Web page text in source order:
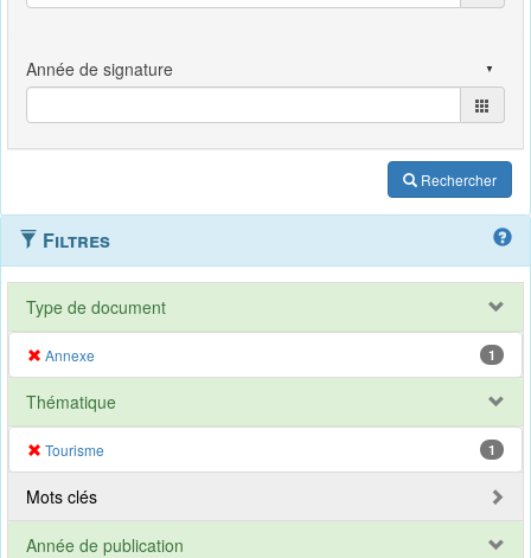
Rechercher
Filtres
Type de document
Annexe 1
Thématique
Tourisme 1
Mots clés
Année de publication